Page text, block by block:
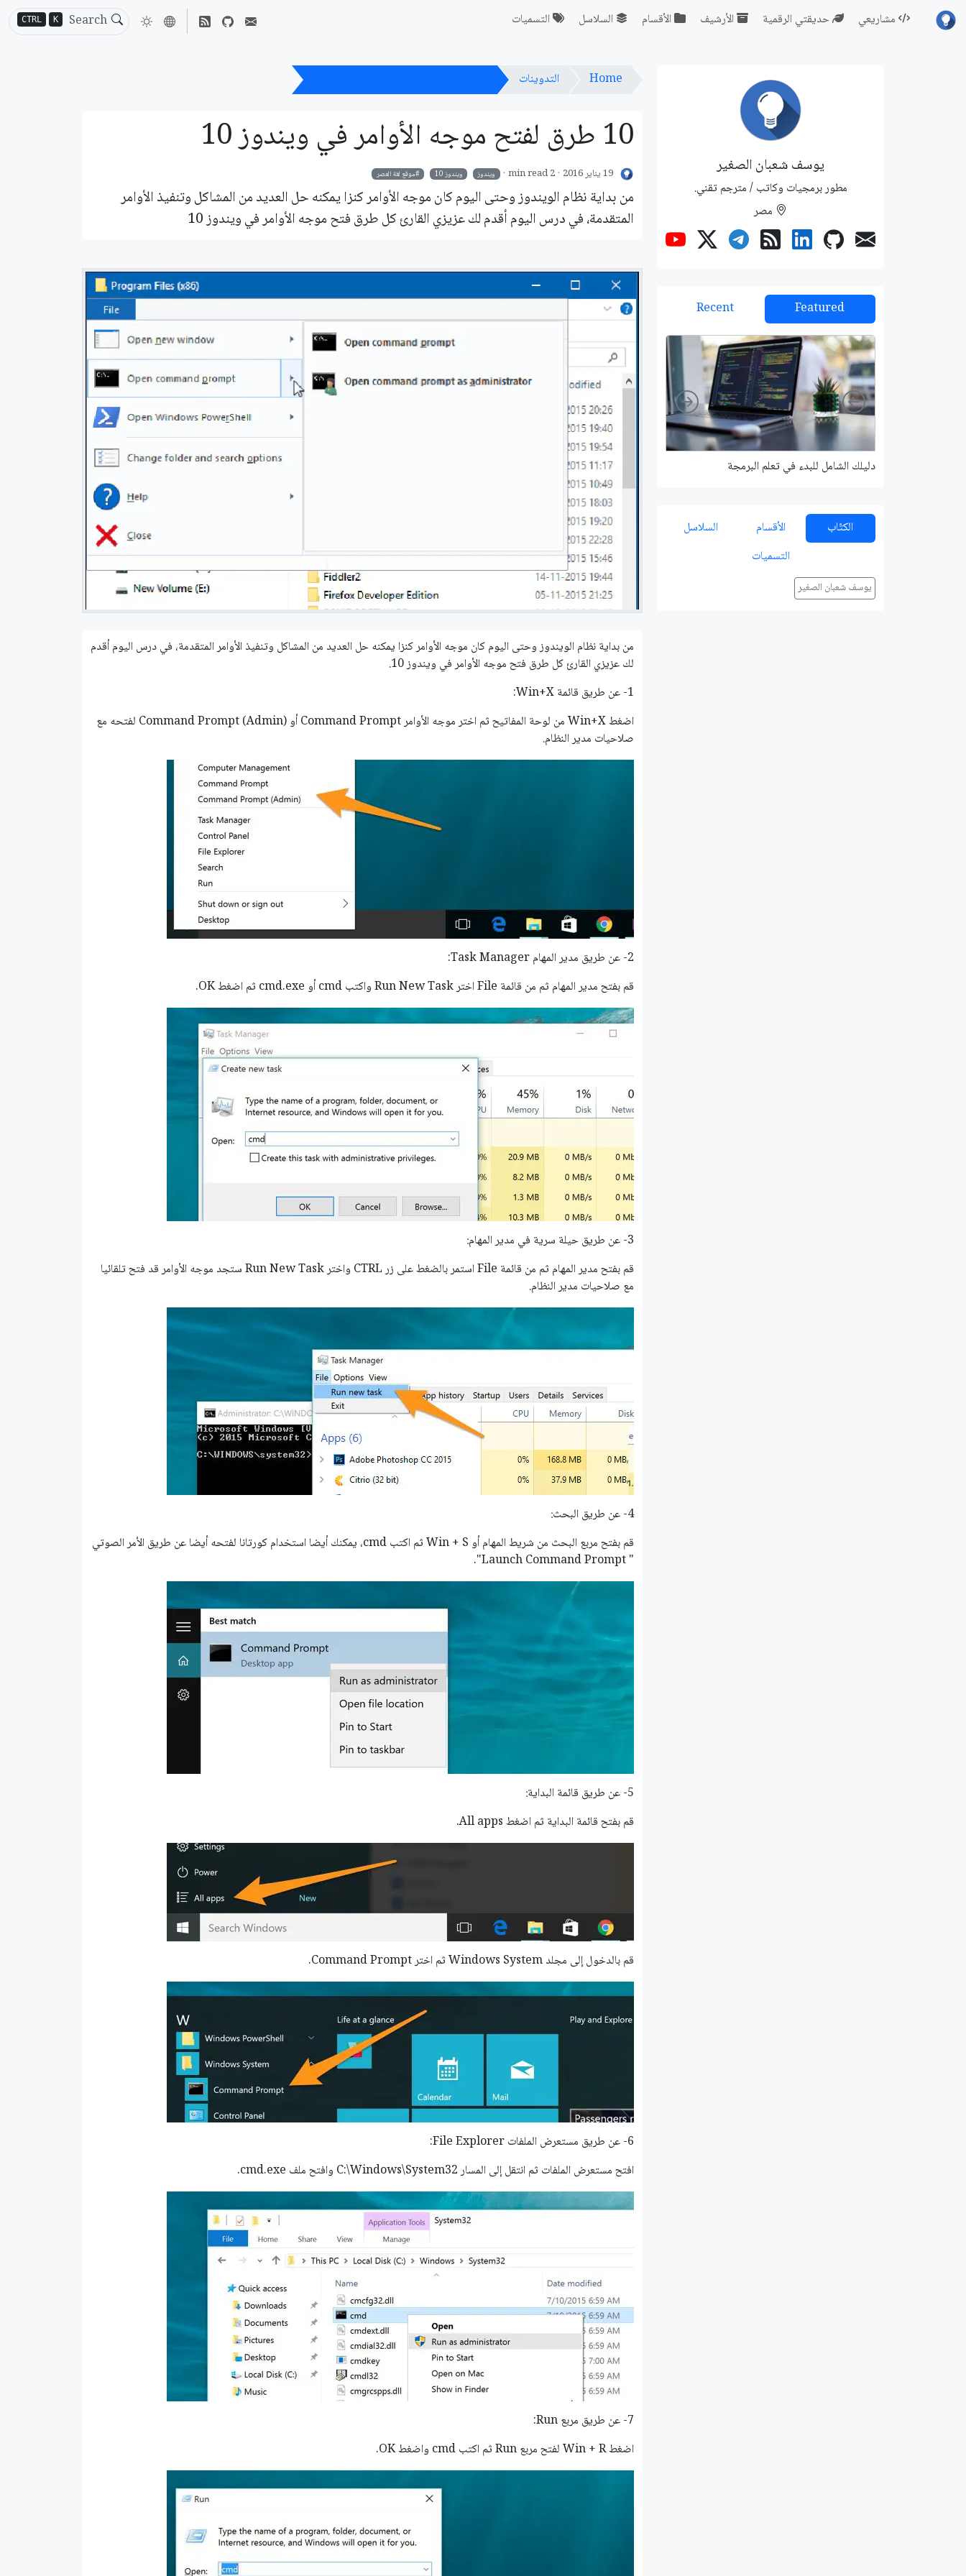
CTRL K مشاريعي حديقتي الرقمية الأرشيف الأقسام السلاسل التسميات
Home التدوينات
10 طرق لفتح موجه الأوامر في ويندوز 10
19 يناير 2016 2 min read ويندوز ويندوز 10 موقع لغة العصر
من بداية نظام الويندوز وحتى اليوم كان موجه الأوامر كنزا يمكنه حل العديد من المشاكل وتنفيذ الأوامر
المتقدمة، في درس اليوم أقدم لك عزيزي القارئ كل طرق فتح موجه الأوامر في ويندوز 10
من بداية نظام الويندوز وحتى اليوم كان موجه الأوامر كنزا يمكنه حل العديد من المشاكل وتنفيذ الأوامر المتقدمة، في درس اليوم أقدم
لك عزيزي القارئ كل طرق فتح موجه الأوامر في ويندوز 10.
1- عن طريق قائمة Win+X:
اضغط Win+X من لوحة المفاتيح ثم اختر موجه الأوامر Command Prompt أو Command Prompt (Admin) لفتحه مع
صلاحيات مدير النظام.
2- عن طريق مدير المهام Task Manager:
قم بفتح مدير المهام ثم من قائمة File اختر Run New Task واكتب cmd أو cmd.exe ثم اضغط OK.
3- عن طريق حيلة سرية في مدير المهام:
قم بفتح مدير المهام ثم من قائمة File استمر بالضغط على زر CTRL واختر Run New Task ستجد موجه الأوامر قد فتح تلقائيا
مع صلاحيات مدير النظام.
4- عن طريق البحث:
قم بفتح مربع البحث من شريط المهام أو Win + S ثم اكتب cmd، يمكنك أيضا استخدام كورتانا لفتحه أيضا عن طريق الأمر الصوتي
" Launch Command Prompt".
5- عن طريق قائمة البداية:
قم بفتح قائمة البداية ثم اضغط All apps.
قم بالدخول إلى مجلد Windows System ثم اختر Command Prompt.
6- عن طريق مستعرض الملفات File Explorer:
افتح مستعرض الملفات ثم انتقل إلى المسار C:\Windows\System32 وافتح ملف cmd.exe.
7- عن طريق مربع Run:
اضغط Win + R لفتح مربع Run ثم اكتب cmd واضغط OK.
يوسف شعبان الصغير
مطور برمجيات وكاتب / مترجم تقني.
مصر
Featured
Recent
دليلك الشامل للبدء في تعلم البرمجة
Left
Right
الكتّاب الأقسام
السلاسل
التسميات
يوسف شعبان الصغير